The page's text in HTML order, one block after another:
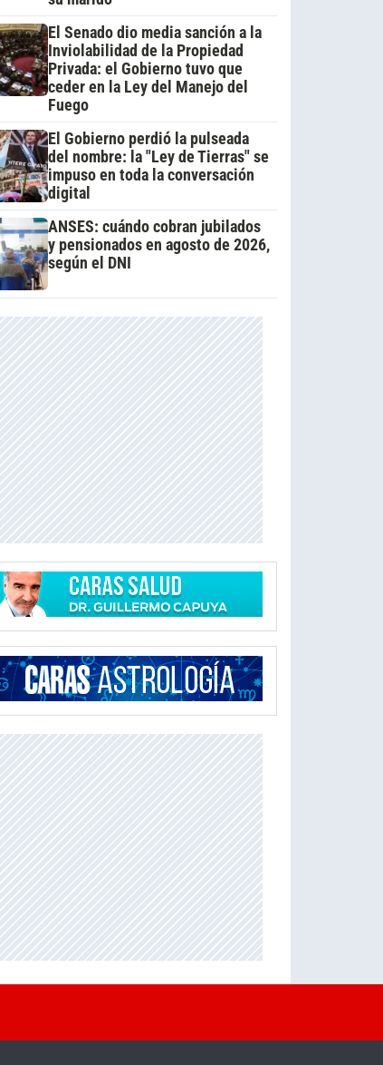
El Senado dio media sanción a la
Inviolabilidad de la Propiedad
Privada: el Gobierno tuvo que
ceder en la Ley del Manejo del
Fuego
El Gobierno perdió la pulseada
del nombre: la "Ley de Tierras" se
impuso en toda la conversación
digital
ANSES: cuándo cobran jubilados
y pensionados en agosto de 2026,
según el DNI